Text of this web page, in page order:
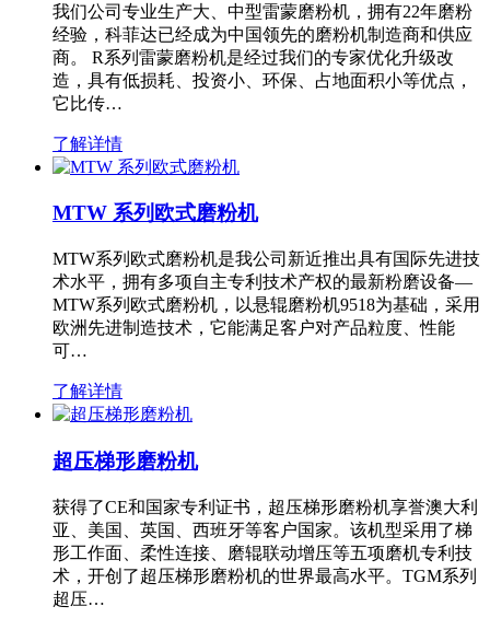
我们公司专业生产大、中型雷蒙磨粉机，拥有22年磨粉
经验，科菲达已经成为中国领先的磨粉机制造商和供应
商。 R系列雷蒙磨粉机是经过我们的专家优化升级改
造，具有低损耗、投资小、环保、占地面积小等优点，
它比传…
了解详情
MTW 系列欧式磨粉机
MTW系列欧式磨粉机是我公司新近推出具有国际先进技
术水平，拥有多项自主专利技术产权的最新粉磨设备—
MTW系列欧式磨粉机，以悬辊磨粉机9518为基础，采用
欧洲先进制造技术，它能满足客户对产品粒度、性能
可…
了解详情
超压梯形磨粉机
获得了CE和国家专利证书，超压梯形磨粉机享誉澳大利
亚、美国、英国、西班牙等客户国家。该机型采用了梯
形工作面、柔性连接、磨辊联动增压等五项磨机专利技
术，开创了超压梯形磨粉机的世界最高水平。TGM系列
超压…